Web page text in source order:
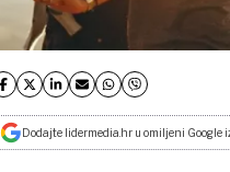
Dodajte lidermedia.hr u omiljeni Google